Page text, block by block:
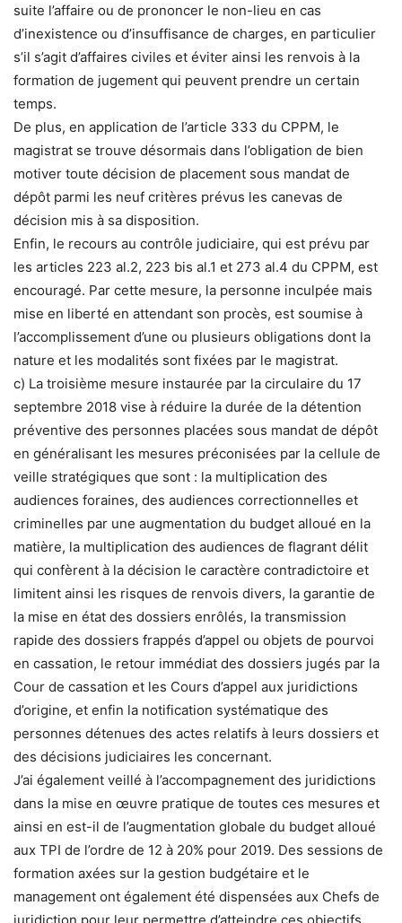
suite l’affaire ou de prononcer le non-lieu en cas
d’inexistence ou d’insuffisance de charges, en particulier
s’il s’agit d’affaires civiles et éviter ainsi les renvois à la
formation de jugement qui peuvent prendre un certain
temps.
De plus, en application de l’article 333 du CPPM, le
magistrat se trouve désormais dans l’obligation de bien
motiver toute décision de placement sous mandat de
dépôt parmi les neuf critères prévus les canevas de
décision mis à sa disposition.
Enfin, le recours au contrôle judiciaire, qui est prévu par
les articles 223 al.2, 223 bis al.1 et 273 al.4 du CPPM, est
encouragé. Par cette mesure, la personne inculpée mais
mise en liberté en attendant son procès, est soumise à
l’accomplissement d’une ou plusieurs obligations dont la
nature et les modalités sont fixées par le magistrat.
c) La troisième mesure instaurée par la circulaire du 17
septembre 2018 vise à réduire la durée de la détention
préventive des personnes placées sous mandat de dépôt
en généralisant les mesures préconisées par la cellule de
veille stratégiques que sont : la multiplication des
audiences foraines, des audiences correctionnelles et
criminelles par une augmentation du budget alloué en la
matière, la multiplication des audiences de flagrant délit
qui confèrent à la décision le caractère contradictoire et
limitent ainsi les risques de renvois divers, la garantie de
la mise en état des dossiers enrôlés, la transmission
rapide des dossiers frappés d’appel ou objets de pourvoi
en cassation, le retour immédiat des dossiers jugés par la
Cour de cassation et les Cours d’appel aux juridictions
d’origine, et enfin la notification systématique des
personnes détenues des actes relatifs à leurs dossiers et
des décisions judiciaires les concernant.
J’ai également veillé à l’accompagnement des juridictions
dans la mise en œuvre pratique de toutes ces mesures et
ainsi en est-il de l’augmentation globale du budget alloué
aux TPI de l’ordre de 12 à 20% pour 2019. Des sessions de
formation axées sur la gestion budgétaire et le
management ont également été dispensées aux Chefs de
juridiction pour leur permettre d’atteindre ces objectifs.